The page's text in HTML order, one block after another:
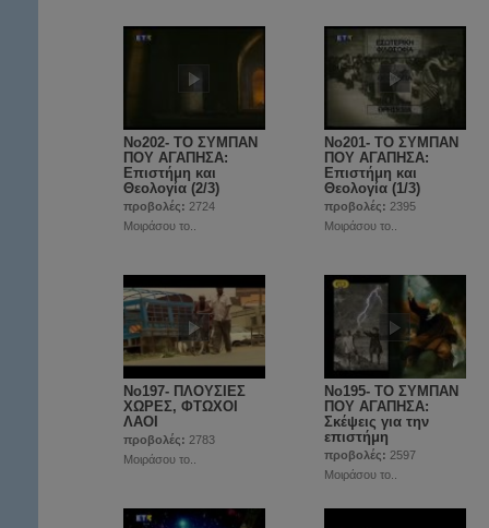
Νο202- ΤΟ ΣΥΜΠΑΝ
ΠΟΥ ΑΓΑΠΗΣΑ:
Επιστήμη και
Θεολογία (2/3)
προβολές: 2724
Μοιράσου το..
Νο201- ΤΟ ΣΥΜΠΑΝ
ΠΟΥ ΑΓΑΠΗΣΑ:
Επιστήμη και
Θεολογία (1/3)
προβολές: 2395
Μοιράσου το..
Νο197- ΠΛΟΥΣΙΕΣ
ΧΩΡΕΣ, ΦΤΩΧΟΙ
ΛΑΟΙ
προβολές: 2783
Μοιράσου το..
No195- ΤΟ ΣΥΜΠΑΝ
ΠΟΥ ΑΓΑΠΗΣΑ:
Σκέψεις για την
επιστήμη
προβολές: 2597
Μοιράσου το..